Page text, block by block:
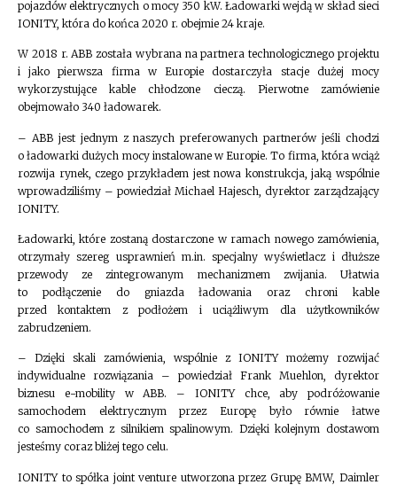
pojazdów elektrycznych o mocy 350 kW. Ładowarki wejdą w skład sieci
IONITY, która do końca 2020 r. obejmie 24 kraje.
W 2018 r. ABB została wybrana na partnera technologicznego projektu
i jako pierwsza firma w Europie dostarczyła stacje dużej mocy
wykorzystujące kable chłodzone cieczą. Pierwotne zamówienie
obejmowało 340 ładowarek.
– ABB jest jednym z naszych preferowanych partnerów jeśli chodzi
o ładowarki dużych mocy instalowane w Europie. To firma, która wciąż
rozwija rynek, czego przykładem jest nowa konstrukcja, jaką wspólnie
wprowadziliśmy – powiedział Michael Hajesch, dyrektor zarządzający
IONITY.
Ładowarki, które zostaną dostarczone w ramach nowego zamówienia,
otrzymały szereg usprawnień m.in. specjalny wyświetlacz i dłuższe
przewody ze zintegrowanym mechanizmem zwijania. Ułatwia
to podłączenie do gniazda ładowania oraz chroni kable
przed kontaktem z podłożem i uciążliwym dla użytkowników
zabrudzeniem.
– Dzięki skali zamówienia, wspólnie z IONITY możemy rozwijać
indywidualne rozwiązania – powiedział Frank Muehlon, dyrektor
biznesu e-mobility w ABB. – IONITY chce, aby podróżowanie
samochodem elektrycznym przez Europę było równie łatwe
co samochodem z silnikiem spalinowym. Dzięki kolejnym dostawom
jesteśmy coraz bliżej tego celu.
IONITY to spółka joint venture utworzona przez Grupę BMW, Daimler